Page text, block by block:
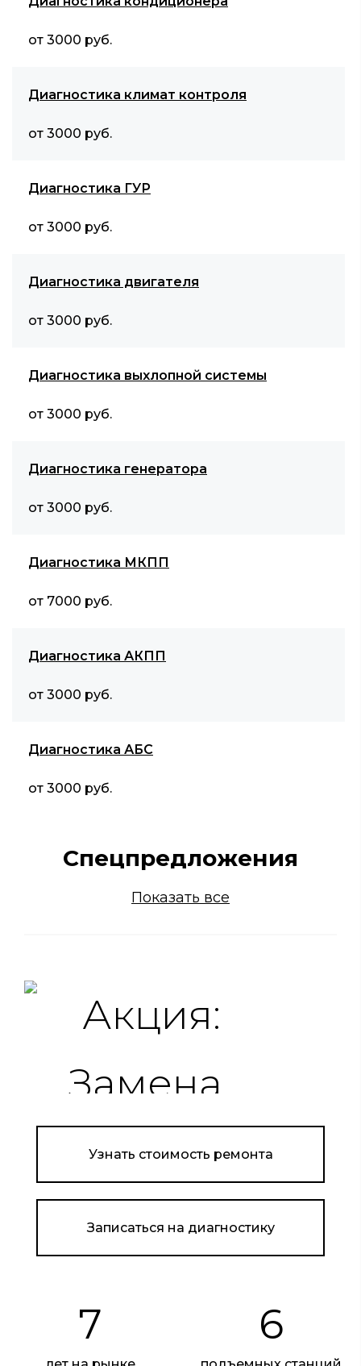
от 3000 руб.
Диагностика климат контроля
от 3000 руб.
Диагностика ГУР
от 3000 руб.
Диагностика двигателя
от 3000 руб.
Диагностика выхлопной системы
от 3000 руб.
Диагностика генератора
от 3000 руб.
Диагностика МКПП
от 7000 руб.
Диагностика АКПП
от 3000 руб.
Диагностика АБС
от 3000 руб.
Спецпредложения
Показать все
Узнать стоимость ремонта
Записаться на диагностику
7 6